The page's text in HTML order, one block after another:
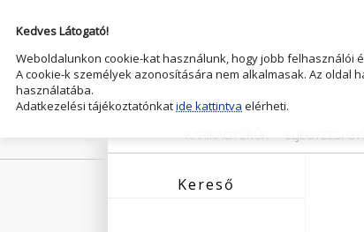
KARIKAGYŰRŰK ELJEGYZESI
Kereső
Kedves Látogató!
Weboldalunkon cookie-kat használunk, hogy jobb felhasználói
A cookie-k személyek azonosítására nem alkalmasak. Az oldal
használatába.
Adatkezelési tájékoztatónkatide kattintva elérheti.